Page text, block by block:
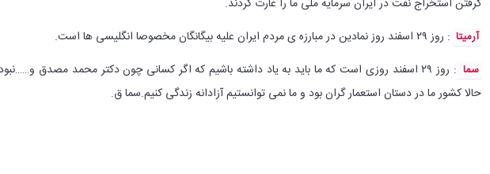
گرفتن استخراج نفت در ایران سرمایه ملی ما را غارت کردند.
آرمیتا : روز ۲۹ اسفند روز نمادین در مبارزه ی مردم ایران علیه بیگانگان مخصوصا انگلیسی ها است.
سما
: روز ۲۹ اسفند روزی است که ما باید به یاد داشته باشیم که اگر کسانی چون دکتر محمد مصدق
حالا کشور ما در دستان استعمار گران بود و ما نمی توانستیم آزادانه زندگی کنیم.سما ق.